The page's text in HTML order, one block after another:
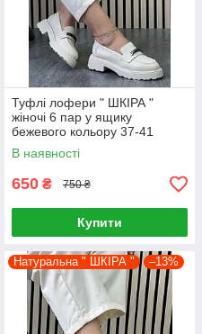
Туфлі лофери " ШКІРА "
жіночі 6 пар у ящику
бежевого кольору 37-41
В наявності
650 ₴ 750 ₴
Купити
Натуральна " ШКІРА " –13%